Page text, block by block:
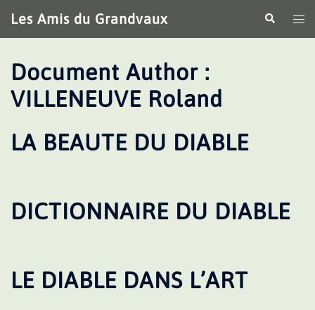
au
contenu
Les Amis du Grandvaux
le
Document Author :
VILLENEUVE Roland
LA BEAUTE DU DIABLE
DICTIONNAIRE DU DIABLE
LE DIABLE DANS L’ART